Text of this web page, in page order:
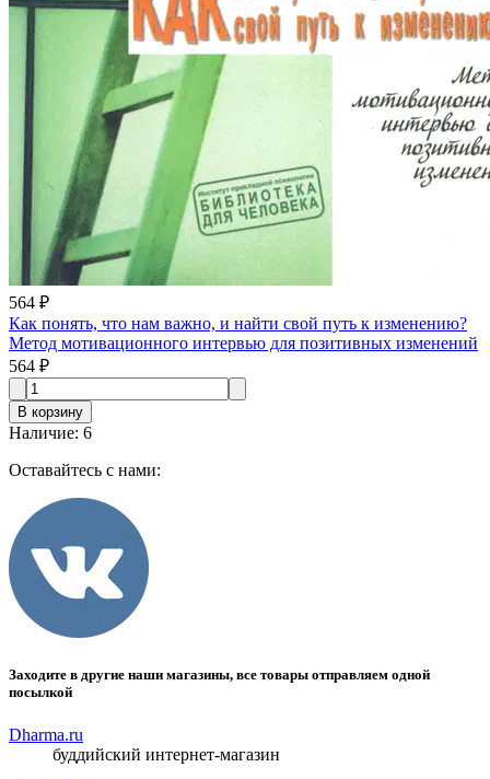
564 ₽
Как понять, что нам важно, и найти свой путь к изменению?
Метод мотивационного интервью для позитивных изменений
564 ₽
В корзину
Наличие: 6
Оставайтесь с нами:
Заходите в другие наши магазины, все товары отправляем одной
посылкой
Dharma.ru
буддийский интернет-магазин